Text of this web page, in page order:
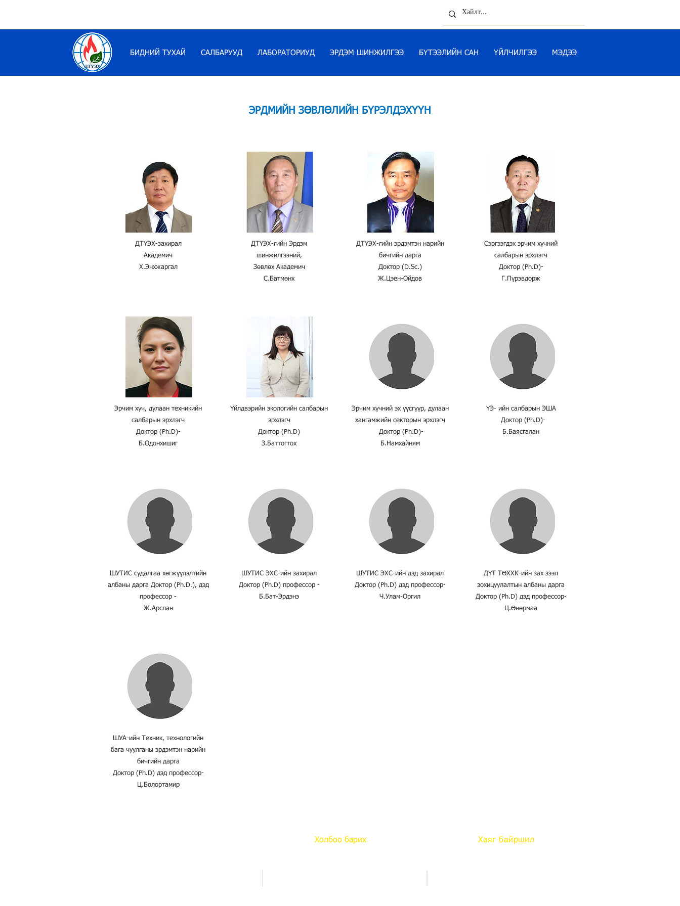
БИДНИЙ ТУХАЙ САЛБАРУУД ЛАБОРАТОРИУД ЭРДЭМ ШИНЖИЛГЭЭ БҮТЭЭЛИЙН САН ҮЙЛЧИЛГЭЭ МЭДЭЭ
ЭРДМИЙН ЗӨВЛӨЛИЙН БҮРЭЛДЭХҮҮН
ДТҮЭХ-захирал
Академич
Х.Энхжаргал​
Эрчим хүч, дулаан техникийн
салбарын эрхлэгч
Доктор (Ph.D)-
Б.Одонхишиг
ШУТИС судалгаа хөгжүүлэлтийн
албаны дарга Доктор (Ph.D.), дэд
профессор -
Ж.Арслан
ШУА-ийн Техник, технологийн
бага чуулганы эрдэмтэн нарийн
бичгийн дарга
Доктор (Ph.D) дэд профессор-
Ц.Болортамир
ДТҮЭХ-гийн Эрдэм
шинжилгээний,
Зөвлөх Академич
С.Батмөнх
Үйлдвэрийн экологийн салбарын
эрхлэгч
Доктор (Ph.D)
З.Баттогтох
ШУТИС ЭХС-ийн захирал
Доктор (Ph.D) профессор -
Б.Бат-Эрдэнэ
ДТҮЭХ-гийн эрдэмтэн нарийн
бичгийн дарга
Доктор (D.Sc.)
Ж.Цэен-Ойдов
Эрчим хүчний эх үүсгүүр, дулаан
хангамжийн секторын эрхлэгч
Доктор (Ph.D)-
Б.Намхайням
ШУТИС ЭХС-ийн дэд захирал
Доктор (Ph.D) дэд профессор-
Ч.Улам-Оргил
Сэргээгдэх эрчим хүчний
салбарын эрхлэгч
Доктор (Ph.D)-
Г.Пүрэвдорж
ҮЭ- ийн салбарын ЭША
Доктор (Ph.D)-
Б.Баясгалан
ДҮТ ТӨХХК-ийн зах зээл
зохицуулалтын албаны дарга
Доктор (Ph.D) дэд профессор-
Ц.Өнөрмаа
Холбоо барих Хаяг байршил